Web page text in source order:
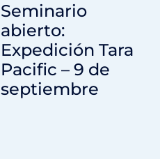
Seminario
abierto:
Expedición Tara
Pacific – 9 de
septiembre